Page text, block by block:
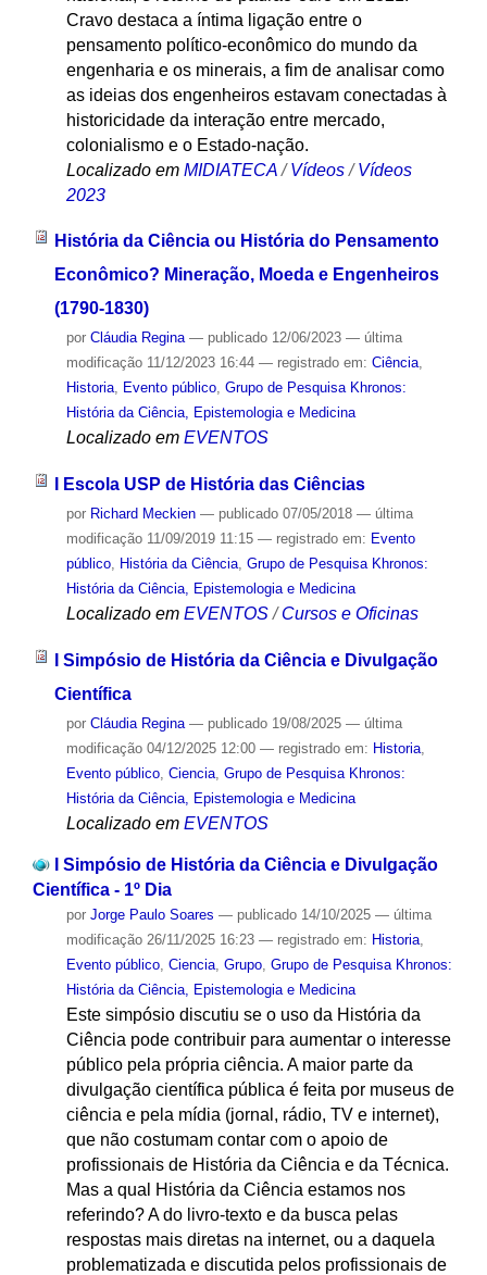
Cravo destaca a íntima ligação entre o
pensamento político-econômico do mundo da
engenharia e os minerais, a fim de analisar como
as ideias dos engenheiros estavam conectadas à
historicidade da interação entre mercado,
colonialismo e o Estado-nação.
Localizado em MIDIATECA /Vídeos /Vídeos
2023
História da Ciência ou História do Pensamento
Econômico? Mineração, Moeda e Engenheiros
(1790-1830)
por Cláudia Regina — publicado12/06/2023 — última
modificação11/12/2023 16:44 — registrado em: Ciência,
Historia, Evento público, Grupo de Pesquisa Khronos:
História da Ciência, Epistemologia e Medicina
Localizado em EVENTOS
I Escola USP de História das Ciências
por Richard Meckien — publicado07/05/2018 — última
modificação11/09/2019 11:15 — registrado em: Evento
público, História da Ciência, Grupo de Pesquisa Khronos:
História da Ciência, Epistemologia e Medicina
Localizado em EVENTOS /Cursos e Oficinas
I Simpósio de História da Ciência e Divulgação
Científica
por Cláudia Regina — publicado19/08/2025 — última
modificação04/12/2025 12:00 — registrado em: Historia,
Evento público, Ciencia, Grupo de Pesquisa Khronos:
História da Ciência, Epistemologia e Medicina
Localizado em EVENTOS
I Simpósio de História da Ciência e Divulgação
Científica - 1º Dia
por Jorge Paulo Soares — publicado14/10/2025 — última
modificação26/11/2025 16:23 — registrado em: Historia,
Evento público, Ciencia, Grupo, Grupo de Pesquisa Khronos:
História da Ciência, Epistemologia e Medicina
Este simpósio discutiu se o uso da História da
Ciência pode contribuir para aumentar o interesse
público pela própria ciência. A maior parte da
divulgação científica pública é feita por museus de
ciência e pela mídia (jornal, rádio, TV e internet),
que não costumam contar com o apoio de
profissionais de História da Ciência e da Técnica.
Mas a qual História da Ciência estamos nos
referindo? A do livro-texto e da busca pelas
respostas mais diretas na internet, ou a daquela
problematizada e discutida pelos profissionais de